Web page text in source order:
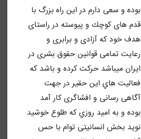
بوده و سعى دارم در اين راه بزرگ با
قدم هاى كوچك و پيوسته در راستاى
هدف خود كه آزادى و برابرى و
رعايت تمامى قوانين حقوق بشرى در
ايران ميباشد حركت كرده و باشد كه
فعاليت هاي اين حقير در جهت
آگاهى رسانى و افشاگرى كار آمد
بوده و به اميد روزي كه طلوع خوشيد
نويد بخش انسانيتى توام با حس